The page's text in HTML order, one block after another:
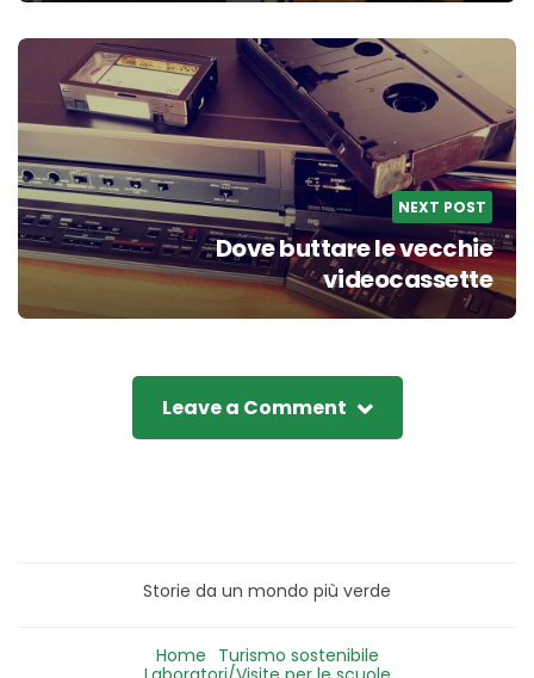
NEXT POST
Dove buttare le vecchie
videocassette
Leave a Comment
Storie da un mondo più verde
Home Turismo sostenibile